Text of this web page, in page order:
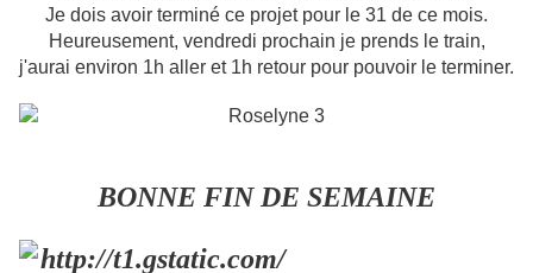
Je dois avoir terminé ce projet pour le 31 de ce mois.
Heureusement, vendredi prochain je prends le train,
j'aurai environ 1h aller et 1h retour pour pouvoir le terminer.
BONNE FIN DE SEMAINE